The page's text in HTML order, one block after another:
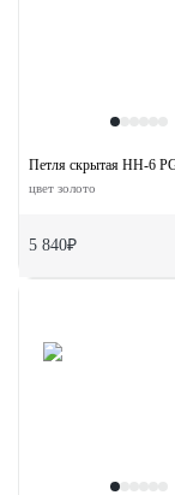
Петля скрытая HH-6 PG
цвет золото
5 840₽